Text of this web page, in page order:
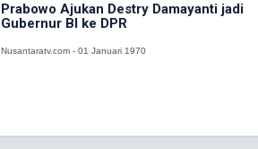
Prabowo Ajukan Destry Damayanti jadi
Gubernur BI ke DPR
Nusantaratv.com - 01 Januari 1970